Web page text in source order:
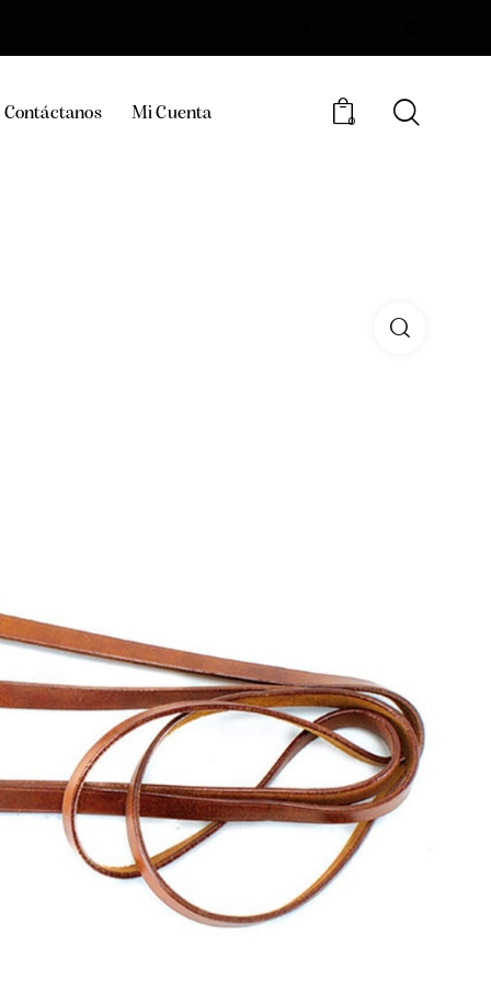
Contáctanos Mi Cuenta 0